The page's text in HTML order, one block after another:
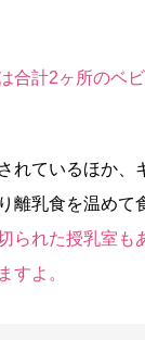
合計2ヶ所のベ
れているほか
離乳食を温め
られた授乳室
すよ。